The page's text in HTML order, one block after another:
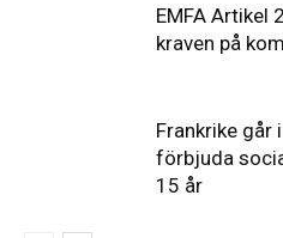
EMFA Artikel
kraven på
Frankrike går
förbjuda
15 år